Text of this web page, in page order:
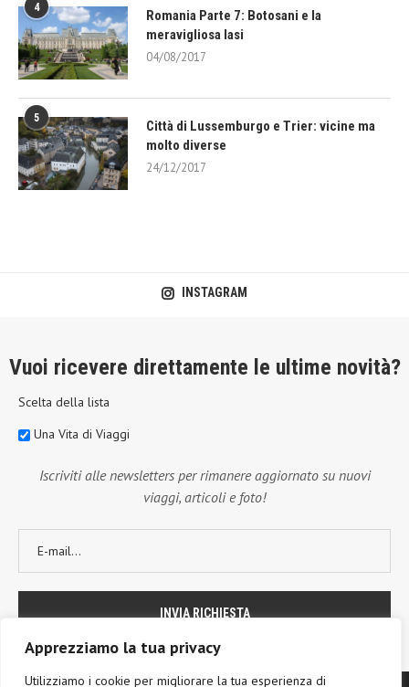
Apprezziamo la tua privacy
Utilizziamo i cookie per migliorare la tua esperienza di
4
Romania Parte 7: Botosani e la
meravigliosa Iasi
04/08/2017
5
Città di Lussemburgo e Trier: vicine ma
molto diverse
24/12/2017
INSTAGRAM
Vuoi ricevere direttamente le ultime novità?
Scelta della lista
Una Vita di Viaggi
Iscriviti alle newsletters per rimanere aggiornato su nuovi
viaggi, articoli e foto!